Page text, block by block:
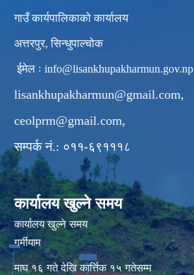
गाउँ कार्यपालिकाको कार्यालय
अत्तरपुर, सिन्धुपाल्चोक
ईमेल ः info@lisankhupakharmun.gov.np
lisankhupakharmun@gmail.com,
ceolprm@gmail.com,
सम्पर्क नं.: ०११-६९१११८
कार्यालय खुल्ने समय
कार्यालय खुल्ने समय
गर्मीयाम
माघ १६ गते देखि कार्त्तिक १५ गतेसम्म